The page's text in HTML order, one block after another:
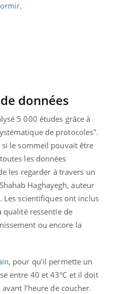
.
données
5 000 études grâce à
de protocoles".
le sommeil pouvait être
les données
les regarder à travers un
Haghayegh, auteur
Les scientifiques ont inclus
ressentie de
ou encore la
, pour qu’il permette un
entre 40 et 43°C et il doit
l’heure de coucher.